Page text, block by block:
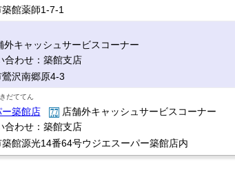
館薬師1-7-1
外キャッシュサービスコーナー
合わせ：築館支店
沢南郷原4-3
だててん
築館店
店舗外キャッシュサービスコーナー
合わせ：築館支店
館源光14番64号ウジエスーパー築館店内